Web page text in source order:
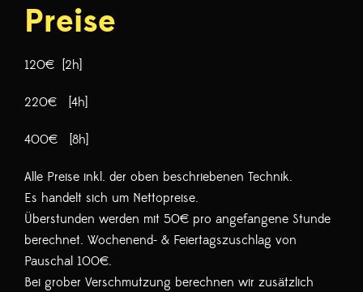
Preise
120€ [2h]
220€ [4h]
400€ [8h]
Alle Preise inkl. der oben beschriebenen Technik.
Es handelt sich um Nettopreise.
Überstunden werden mit 50€ pro angefangene Stunde
berechnet. Wochenend- & Feiertagszuschlag von
Pauschal 100€.
Bei grober Verschmutzung berechnen wir zusätzlich